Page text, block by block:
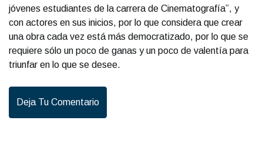
jóvenes estudiantes de la carrera de Cinematografía”, y
con actores en sus inicios, por lo que considera que crear
una obra cada vez está más democratizado, por lo que se
requiere sólo un poco de ganas y un poco de valentía para
triunfar en lo que se desee.
Deja Tu Comentario